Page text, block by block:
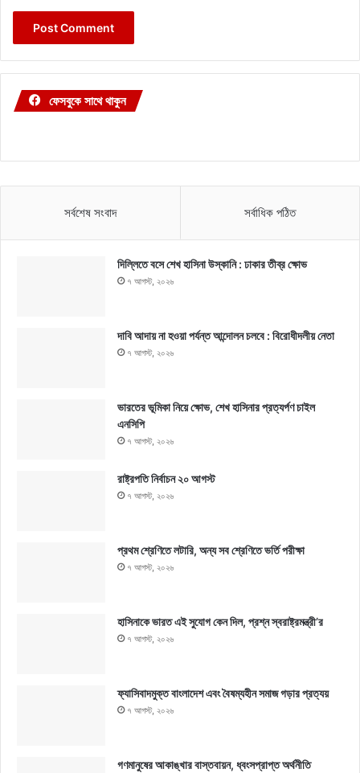
ফেসবুকে সাথে থাকুন
সর্বশেষ সংবাদ সর্বাধিক পঠিত
দিল্লিতে বসে শেখ হাসিনা উস্কানি : ঢাকার তীব্র ক্ষোভ
৭ আগস্ট, ২০২৬
দাবি আদায় না হওয়া পর্যন্ত আন্দোলন চলবে : বিরোধীদলীয় নেতা
৭ আগস্ট, ২০২৬
ভারতের ভূমিকা নিয়ে ক্ষোভ, শেখ হাসিনার প্রত্যর্পণ চাইল
এনসিপি
৭ আগস্ট, ২০২৬
রাষ্ট্রপতি নির্বাচন ২০ আগস্ট
৭ আগস্ট, ২০২৬
প্রথম শ্রেণিতে লটারি, অন্য সব শ্রেণিতে ভর্তি পরীক্ষা
৭ আগস্ট, ২০২৬
হাসিনাকে ভারত এই সুযোগ কেন দিল, প্রশ্ন স্বরাষ্ট্রমন্ত্রী’র
৭ আগস্ট, ২০২৬
ফ্যাসিবাদমুক্ত বাংলাদেশ এবং বৈষম্যহীন সমাজ গড়ার প্রত্যয়
৭ আগস্ট, ২০২৬
গণমানুষের আকাঙ্খার বাস্তবায়ন, ধ্বংসপ্রাপ্ত অর্থনীতি